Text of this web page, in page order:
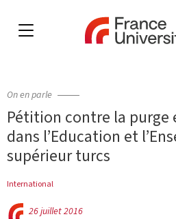
On en parle
Pétition contre la
dans l’Education et
supérieur turcs
International
26 juillet 2016